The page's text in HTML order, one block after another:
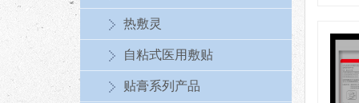
热敷灵
自粘式医用敷贴
贴膏系列产品